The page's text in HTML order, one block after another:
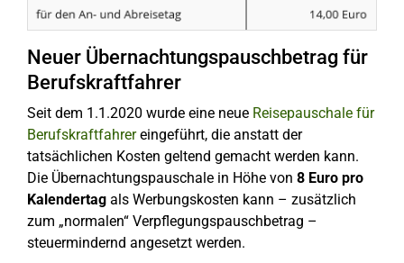
Neuer Übernachtungspauschbetrag für
Berufskraftfahrer
Seit dem 1.1.2020 wurde eine neue Reisepauschale für
Berufskraftfahrereingeführt, die anstatt der
tatsächlichen Kosten geltend gemacht werden kann.
Die Übernachtungspauschale in Höhe von 8 Euro pro
Kalendertag als Werbungskosten kann – zusätzlich
zum „normalen“ Verpflegungspauschbetrag –
steuermindernd angesetzt werden.